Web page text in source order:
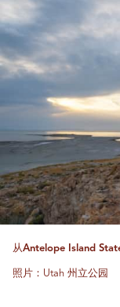
从Antelope Island
照片：Utah 州立公园